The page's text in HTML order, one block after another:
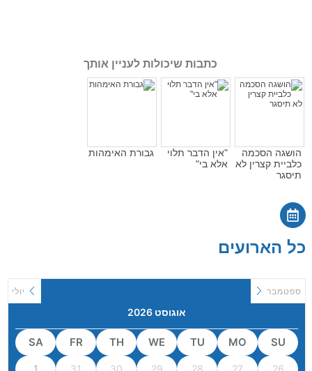
כתבות שיכולות לעניין אותך
הושגה הסכמה
כלביית קצרין לא
תיסגר
"אין הדבר תלוי
אלא בי"
גבורת האימהות
כל הארועים
יולי
אוגוסט 2026
ספטמבר
SU
MO
TU
WE
TH
FR
SA
26
27
28
29
30
31
1